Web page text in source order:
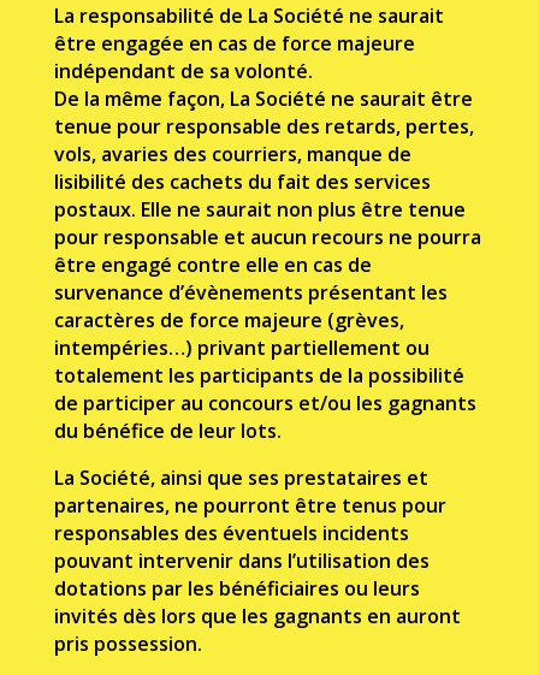
La responsabilité de La Société ne saurait
être engagée en cas de force majeure
indépendant de sa volonté.
De la même façon, La Société ne saurait être
tenue pour responsable des retards, pertes,
vols, avaries des courriers, manque de
lisibilité des cachets du fait des services
postaux. Elle ne saurait non plus être tenue
pour responsable et aucun recours ne pourra
être engagé contre elle en cas de
survenance d’évènements présentant les
caractères de force majeure (grèves,
intempéries…) privant partiellement ou
totalement les participants de la possibilité
de participer au concours et/ou les gagnants
du bénéfice de leur lots.
La Société, ainsi que ses prestataires et
partenaires, ne pourront être tenus pour
responsables des éventuels incidents
pouvant intervenir dans l’utilisation des
dotations par les bénéficiaires ou leurs
invités dès lors que les gagnants en auront
pris possession.